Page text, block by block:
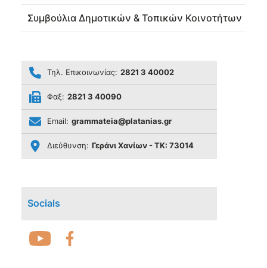
Συμβούλια Δημοτικών & Τοπικών Κοινοτήτων
Τηλ. Επικοινωνίας: 2821 3 40002
Φαξ: 2821 3 40090
Email: grammateia@platanias.gr
Διεύθυνση: Γεράνι Χανίων - ΤΚ: 73014
Socials